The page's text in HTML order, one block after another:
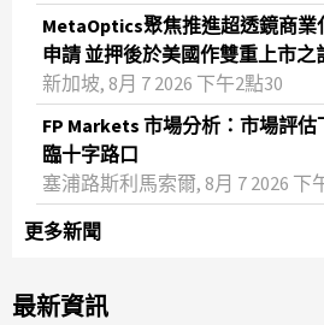
MetaOptics聚焦推進超透鏡商業
申請 並押後於美國作雙重上市之
新加坡, 8月 7 2026 下午2點30
FP Markets 市場分析：市場評
臨十字路口
塞浦路斯利馬索爾, 8月 7 2026 下
更多新聞
最新資訊